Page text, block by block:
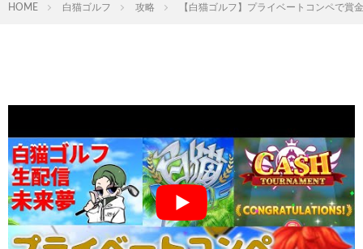
HOME 白猫ゴルフ 攻略 【白猫ゴルフ】プライベートコンペ